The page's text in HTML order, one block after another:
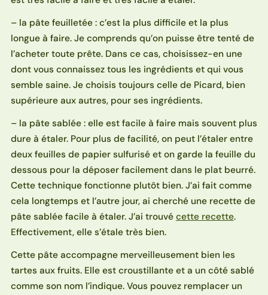
– la pâte feuilletée : c’est la plus difficile et la plus
longue à faire. Je comprends qu’on puisse être tenté de
l’acheter toute prête. Dans ce cas, choisissez-en une
dont vous connaissez tous les ingrédients et qui vous
semble saine. Je choisis toujours celle de Picard, bien
supérieure aux autres, pour ses ingrédients.
– la pâte sablée : elle est facile à faire mais souvent plus
dure à étaler. Pour plus de facilité, on peut l’étaler entre
deux feuilles de papier sulfurisé et on garde la feuille du
dessous pour la déposer facilement dans le plat beurré.
Cette technique fonctionne plutôt bien. J’ai fait comme
cela longtemps et l’autre jour, ai cherché une recette de
pâte sablée facile à étaler. J’ai trouvé cette recette.
Effectivement, elle s’étale très bien.
Cette pâte accompagne merveilleusement bien les
tartes aux fruits. Elle est croustillante et a un côté sablé
comme son nom l’indique. Vous pouvez remplacer un